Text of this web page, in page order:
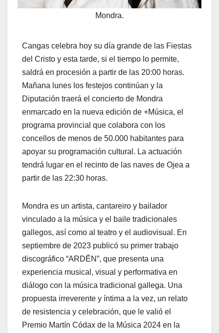
Mondra.
Cangas celebra hoy su día grande de las Fiestas
del Cristo y esta tarde, si el tiempo lo permite,
saldrá en procesión a partir de las 20:00 horas.
Mañana lunes los festejos continúan y la
Diputación traerá el concierto de Mondra
enmarcado en la nueva edición de +Música, el
programa provincial que colabora con los
concellos de menos de 50.000 habitantes para
apoyar su programación cultural. La actuación
tendrá lugar en el recinto de las naves de Ojea a
partir de las 22:30 horas.
Mondra es un artista, cantareiro y bailador
vinculado a la música y el baile tradicionales
gallegos, así como al teatro y el audiovisual. En
septiembre de 2023 publicó su primer trabajo
discográfico “ARDĒN”, que presenta una
experiencia musical, visual y performativa en
diálogo con la música tradicional gallega. Una
propuesta irreverente y íntima a la vez, un relato
de resistencia y celebración, que le valió el
Premio Martín Códax de la Música 2024 en la